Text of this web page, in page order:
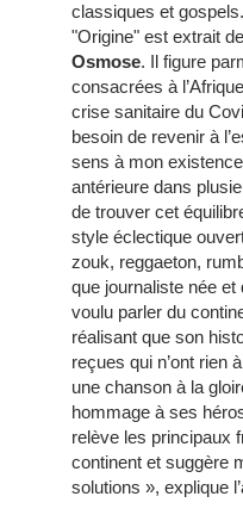
classiques et
"Origine" est extrait
Osmose. Il figure
consacrées à
crise sanitaire du
besoin de revenir à
sens à mon
antérieure dans
de trouver cet
style éclectique
zouk, reggaeton,
que journaliste née et
voulu parler du
réalisant que son
reçues qui n’ont rien
une chanson à la
hommage à ses
relève les principaux
continent et suggère
solutions », explique